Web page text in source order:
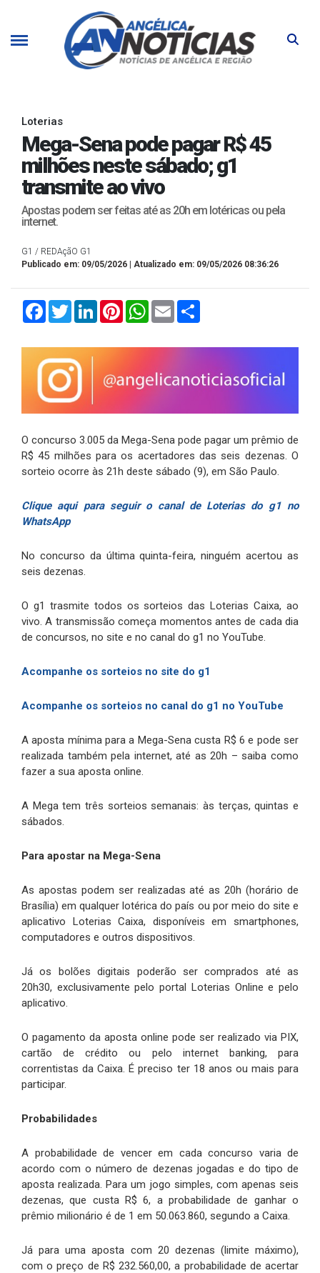
Loterias
Mega-Sena pode pagar R$ 45
milhões neste sábado; g1
transmite ao vivo
Apostas podem ser feitas até as 20h em lotéricas ou pela
internet.
G1 / REDAçãO G1
Publicado em: 09/05/2026 | Atualizado em: 09/05/2026 08:36:26
FacebookTwitterLinkedInPinterestWhatsApp
Email
O concurso 3.005 da Mega-Sena pode pagar um prêmio de
R$ 45 milhões para os acertadores das seis dezenas. O
sorteio ocorre às 21h deste sábado (9), em São Paulo.
Clique aqui para seguir o canal de Loterias do g1 no
WhatsApp
No concurso da última quinta-feira, ninguém acertou as
seis dezenas.
O g1 trasmite todos os sorteios das Loterias Caixa, ao
vivo. A transmissão começa momentos antes de cada dia
de concursos, no site e no canal do g1 no YouTube.
Acompanhe os sorteios no site do g1
Acompanhe os sorteios no canal do g1 no YouTube
A aposta mínima para a Mega-Sena custa R$ 6 e pode ser
realizada também pela internet, até as 20h – saiba como
fazer a sua aposta online.
A Mega tem três sorteios semanais: às terças, quintas e
sábados.
Para apostar na Mega-Sena
As apostas podem ser realizadas até as 20h (horário de
Brasília) em qualquer lotérica do país ou por meio do site e
aplicativo Loterias Caixa, disponíveis em smartphones,
computadores e outros dispositivos.
Já os bolões digitais poderão ser comprados até as
20h30, exclusivamente pelo portal Loterias Online e pelo
aplicativo.
O pagamento da aposta online pode ser realizado via PIX,
cartão de crédito ou pelo internet banking, para
correntistas da Caixa. É preciso ter 18 anos ou mais para
participar.
Probabilidades
A probabilidade de vencer em cada concurso varia de
acordo com o número de dezenas jogadas e do tipo de
aposta realizada. Para um jogo simples, com apenas seis
dezenas, que custa R$ 6, a probabilidade de ganhar o
prêmio milionário é de 1 em 50.063.860, segundo a Caixa.
Já para uma aposta com 20 dezenas (limite máximo),
com o preço de R$ 232.560,00, a probabilidade de acertar